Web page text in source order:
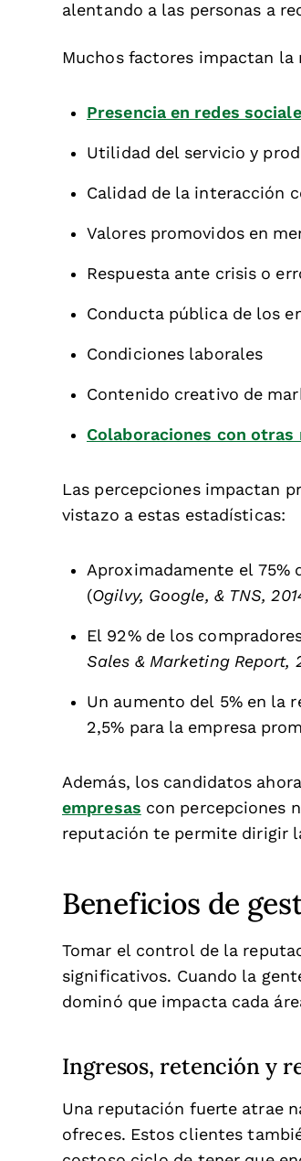
alentando a las personas a
Muchos factores impactan
Presencia en redes
Utilidad del servicio y
Calidad de la interacción
Valores promovidos en
Respuesta ante crisis o
Conducta pública de los
Condiciones laborales
Contenido creativo de
Colaboraciones con otras
Las percepciones impactan
vistazo a estas estadísticas:
Aproximadamente el 75%
(Ogilvy, Google, & TNS,
El 92% de los
Sales & Marketing Report,
Un aumento del 5% en la
2,5% para la empresa
Además, los candidatos
empresas con percepciones
reputación te permite dirigir
Beneficios de
Tomar el control de la
significativos. Cuando la
dominó que impacta cada
Ingresos, retención y
Una reputación fuerte atrae
ofreces. Estos clientes